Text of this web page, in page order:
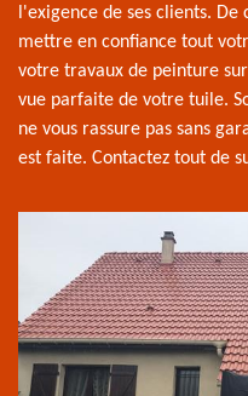
l'exigence de ses clients.
mettre en confiance tout
votre travaux de peinture
vue parfaite de votre tuile.
ne vous rassure pas sans
est faite. Contactez tout de